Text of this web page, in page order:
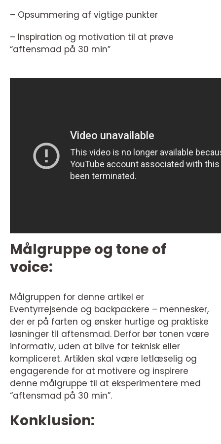
– Opsummering af vigtige punkter
– Inspiration og motivation til at prøve
“aftensmad på 30 min”
Målgruppe og tone of
voice:
Målgruppen for denne artikel er
Eventyrrejsende og backpackere – mennesker,
der er på farten og ønsker hurtige og praktiske
løsninger til aftensmad. Derfor bør tonen være
informativ, uden at blive for teknisk eller
kompliceret. Artiklen skal være letlæselig og
engagerende for at motivere og inspirere
denne målgruppe til at eksperimentere med
“aftensmad på 30 min”.
Konklusion: